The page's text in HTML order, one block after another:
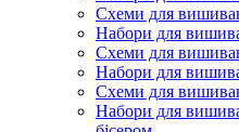
Схеми для
Набори для
Схеми для
Набори для
Схеми для
Набори для